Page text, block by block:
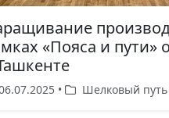
«Пояса и пути»
• Шелковый путь